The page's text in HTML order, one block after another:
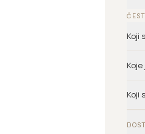
Koji
Koji